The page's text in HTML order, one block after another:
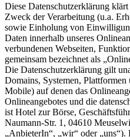
Diese Datenschutzerklärung
Zweck der Verarbeitung (u.a.
sowie Einholung von
Daten innerhalb unseres
verbundenen Webseiten,
gemeinsam bezeichnet als
Die Datenschutzerklärung gilt
Domains, Systemen,
Mobile) auf denen das
Onlineangebotes und die
ist Hotel zur Börse,
Naumann-Str. 1, 04610
„AnbieterIn“, „wir“ oder